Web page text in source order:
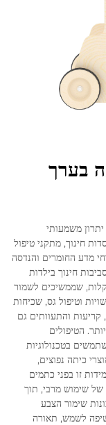
בערך
משמעותי
חינוך, מתקני טיפול
מדע החומרים והנדסה
חינוך בילדות
שממשיכים לשמור
וטיפול גס, שכיחות
קריעות והתעוותים גם
הטיפולים
בטכנולוגיות
כיתה נפוצים,
זו בפני כתמים
שימוש מרבי, תוך
שימור הצבע
לשמש, תאורה